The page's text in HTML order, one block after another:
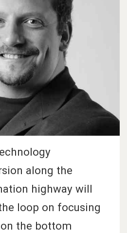
along the
highway will
loop on focusing
the bottom